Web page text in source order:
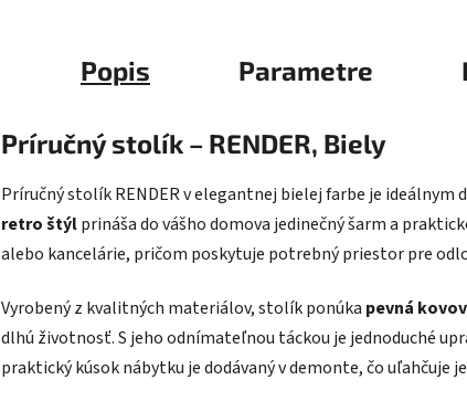
Popis Parametre
Príručný stolík – RENDER, Biely
Príručný stolík RENDER v elegantnej bielej farbe je ideálnym
retro štýlprináša do vášho domova jedinečný šarm a
alebo kancelárie, pričom poskytuje potrebný priestor pre
Vyrobený z kvalitných materiálov, stolík ponúka pevná
dlhú životnosť. S jeho odnímateľnou táckou je jednoduché
praktický kúsok nábytku je dodávaný v demonte, čo uľahčuje